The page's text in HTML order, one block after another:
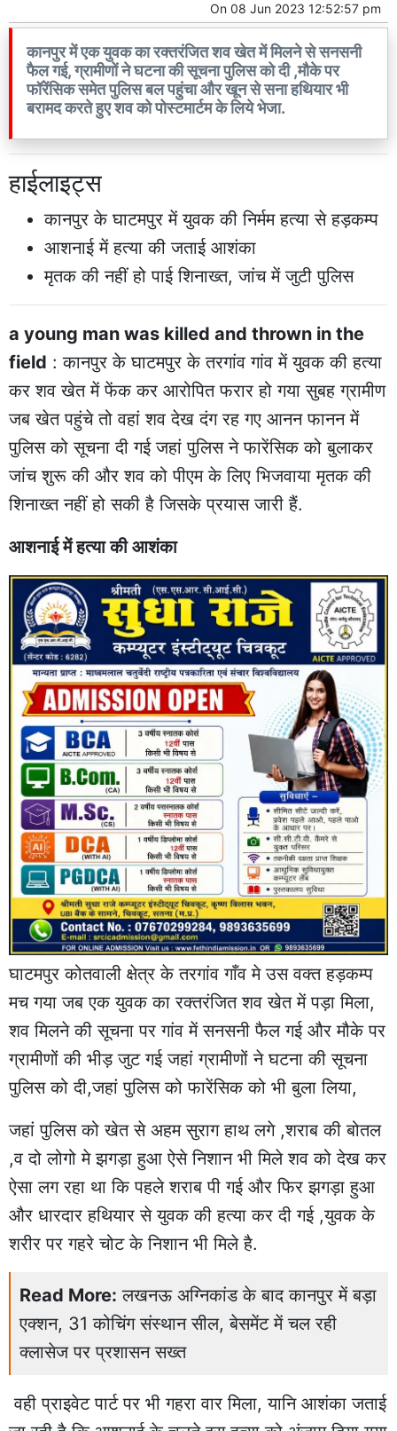
On 08 Jun 2023 12:52:57 pm
कानपुर में एक युवक का रक्तरंजित शव खेत में मिलने से सनसनी
फैल गई, ग्रामीणों ने घटना की सूचना पुलिस को दी ,मौके पर
फॉरेंसिक समेत पुलिस बल पहुंचा और खून से सना हथियार भी
बरामद करते हुए शव को पोस्टमार्टम के लिये भेजा.
हाईलाइट्स
कानपुर के घाटमपुर में युवक की निर्मम हत्या से हड़कम्प
आशनाई में हत्या की जताई आशंका
मृतक की नहीं हो पाई शिनाख्त, जांच में जुटी पुलिस
a young man was killed and thrown in the
field : कानपुर के घाटमपुर के तरगांव गांव में युवक की हत्या
कर शव खेत में फेंक कर आरोपित फरार हो गया सुबह ग्रामीण
जब खेत पहुंचे तो वहां शव देख दंग रह गए आनन फानन में
पुलिस को सूचना दी गई जहां पुलिस ने फारेंसिक को बुलाकर
जांच शुरू की और शव को पीएम के लिए भिजवाया मृतक की
शिनाख्त नहीं हो सकी है जिसके प्रयास जारी हैं.
आशनाई में हत्या की आशंका
घाटमपुर कोतवाली क्षेत्र के तरगांव गाँव मे उस वक्त हड़कम्प
मच गया जब एक युवक का रक्तरंजित शव खेत में पड़ा मिला,
शव मिलने की सूचना पर गांव में सनसनी फैल गई और मौके पर
ग्रामीणों की भीड़ जुट गई जहां ग्रामीणों ने घटना की सूचना
पुलिस को दी,जहां पुलिस को फारेंसिक को भी बुला लिया,
जहां पुलिस को खेत से अहम सुराग हाथ लगे ,शराब की बोतल
,व दो लोगो मे झगड़ा हुआ ऐसे निशान भी मिले शव को देख कर
ऐसा लग रहा था कि पहले शराब पी गई और फिर झगड़ा हुआ
और धारदार हथियार से युवक की हत्या कर दी गई ,युवक के
शरीर पर गहरे चोट के निशान भी मिले है.
Read More: लखनऊ अग्निकांड के बाद कानपुर में बड़ा
एक्शन, 31 कोचिंग संस्थान सील, बेसमेंट में चल रही
क्लासेज पर प्रशासन सख्त
वही प्राइवेट पार्ट पर भी गहरा वार मिला, यानि आशंका जताई